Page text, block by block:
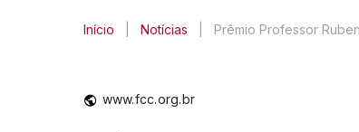
Início Notícias Prêmio Professor
www.fcc.org.br